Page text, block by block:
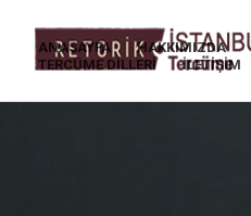
ANASAYFA HAKKIMIZDA
TERCÜME DILLERI
İLETIŞIM